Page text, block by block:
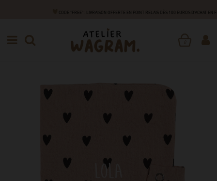
CODE "FREE" : LIVRAISON OFFERTE EN POINT RELAIS DÈS 100 EUROS D'ACHAT EN